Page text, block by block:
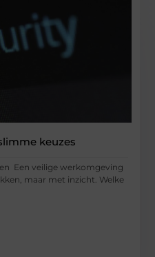
keuzes
Een veilige werkomgeving
maar met inzicht. Welke